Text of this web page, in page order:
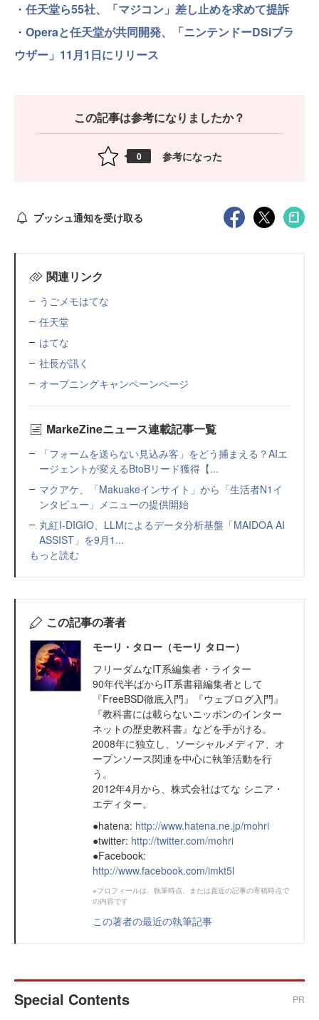
・ 任天堂ら55社、「マジコン」差し止めを求めて提訴
・ Operaと任天堂が共同開発、「ニンテンドーDSiブラ
ウザー」11月1日にリリース
この記事は参考になりましたか？
0 参考になった
プッシュ通知を受け取る
関連リンク
うごメモはてな
任天堂
はてな
社長が訊く
オープニングキャンペーンページ
MarkeZineニュース連載記事一覧
「フォームを送らない見込み客」をどう捕まえる？AIエ
ージェントが変えるBtoBリード獲得【...
マクアケ、「Makuakeインサイト」から「生活者N1イ
ンタビュー」メニューの提供開始
丸紅I-DIGIO、LLMによるデータ分析基盤「MAIDOA AI
ASSIST」を9月1...
もっと読む
この記事の著者
モーリ・タロー（モーリ タロー）
フリーダムなIT系編集者・ライター
90年代半ばからIT系書籍編集者として
『FreeBSD徹底入門』『ウェブログ入門』
『教科書には載らないニッポンのインター
ネットの歴史教科書』などを手がける。
2008年に独立し、ソーシャルメディア、オ
ープンソース関連を中心に執筆活動を行
う。
2012年4月から、株式会社はてな シニア・
エディター。
●hatena: http://www.hatena.ne.jp/mohri
●twitter: http://twitter.com/mohri
●Facebook:
http://www.facebook.com/imkt5l
※プロフィールは、執筆時点、または直近の記事の寄稿時点で
の内容です
この著者の最近の執筆記事
Special Contents PR